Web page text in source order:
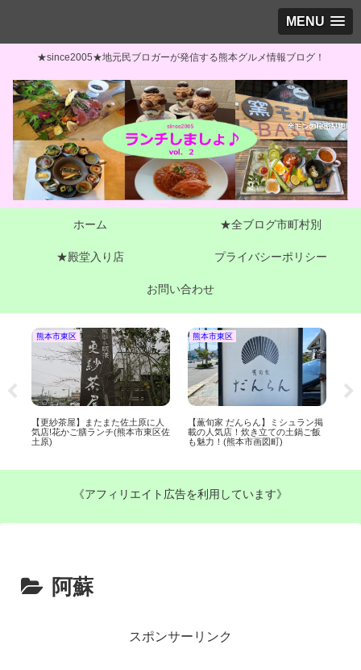
MENU
★since2005★地元民ブロガーが発信する熊本グルメ情報ブログ！
ホーム ★全ブログ市町村別
★殿堂入り店 プライバシーポリシー
お問い合わせ
熊本市東区
【更紗茶屋】またまた佐土原に人
気店!花かご膳ランチ(熊本市東区佐
土原)
熊本市東区
【薫旬家 だんらん】ミシュラン掲
載の人気店！炊き立ての土鍋ご飯
も魅力！(熊本市画図町)
《アフィリエイト広告を利用しています》
阿蘇
スポンサーリンク